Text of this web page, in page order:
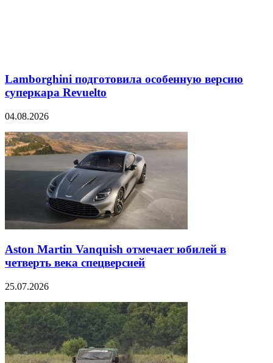
Lamborghini подготовила особенную версию
суперкара Revuelto
04.08.2026
Aston Martin Vanquish отмечает юбилей в
четверть века спецверсией
25.07.2026